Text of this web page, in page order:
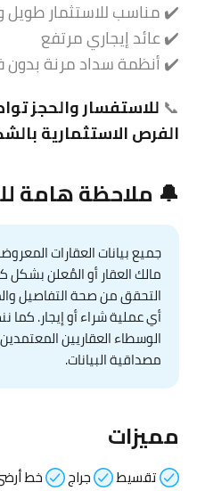
✔️ مناسب للاستثمار طويل
✔️ عائد إيجاري مرتفع
✔️ أنظمة سداد مرنة بدون
📞 للاستفسار والحجز
الفرص الاستثمارية
🔔 ملاحظة هامة
جميع بيانات العقارات
مالك العقار أو المُعلن
التحقق من صحة التفاصيل
أي عملية شراء أو إيجار. كما
الوسطاء العقاريين
مصداقية البيانات.
مميزات
تقسيط جراج خط